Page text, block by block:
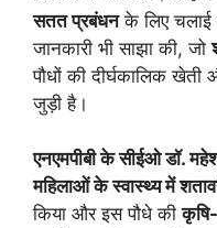
सतत प्रबंधनके लिए चलाई
जानकारी भी साझा की, जो
पौधों की दीर्घकालिक
जुड़ी है।
एनएमपीबी के सीईओ डॉ.
महिलाओं के स्वास्थ्य में
किया और इस पौधे की